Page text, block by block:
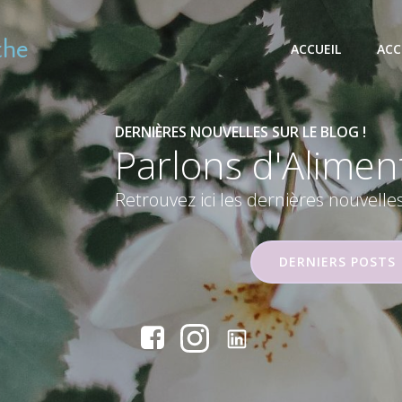
ACCUEIL
DERNIÈRES NOUVELLES SUR LE BLOG !
Parlons
Retrouvez ici les dernières
DERNIERS POSTS